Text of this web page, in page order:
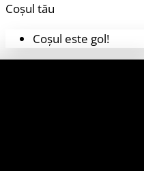
Coșul tău
Coșul este gol!